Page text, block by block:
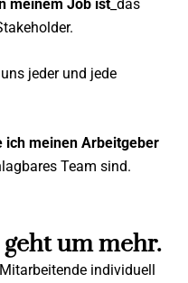
meinem Job ist _das
uns jeder und jede
ich meinen Arbeitgeber
Team sind.
um mehr.
individuell